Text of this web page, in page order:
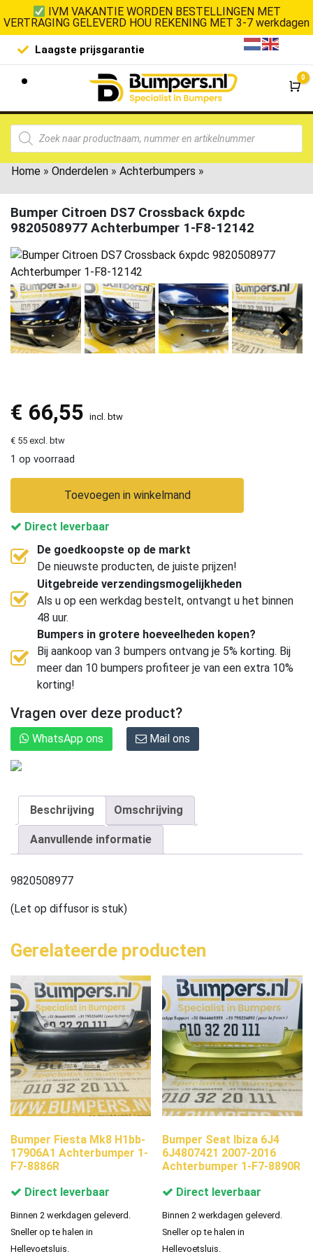
IVM VAKANTIE WORDEN BESTELLINGEN MET
VERTRAGING GELEVERD HOU REKENING MET 3-7 werkdagen
Laagste prijsgarantie De
0
Home » Onderdelen » Achterbumpers »
Bumper Citroen DS7 Crossback 6xpdc
9820508977 Achterbumper 1-F8-12142
€ 66,55 incl. btw
€ 55 excl. btw
1 op voorraad
Toevoegen in winkelmand
Direct leverbaar
De goedkoopste op de markt
De nieuwste producten, de juiste prijzen!
Uitgebreide verzendingsmogelijkheden
Als u op een werkdag bestelt, ontvangt u het binnen
48 uur.
Bumpers in grotere hoeveelheden kopen?
Bij aankoop van 3 bumpers ontvang je 5% korting. Bij
meer dan 10 bumpers profiteer je van een extra 10%
korting!
Vragen over deze product?
WhatsApp ons Mail ons
Beschrijving Omschrijving
Aanvullende informatie
9820508977
(Let op diffusor is stuk)
Gerelateerde producten
Bumper Fiesta Mk8 H1bb-
17906A1 Achterbumper 1-
F7-8886R
Direct leverbaar
Binnen 2 werkdagen geleverd.
Sneller op te halen in
Hellevoetsluis.
Bumper Seat Ibiza 6J4
6J4807421 2007-2016
Achterbumper 1-F7-8890R
Direct leverbaar
Binnen 2 werkdagen geleverd.
Sneller op te halen in
Hellevoetsluis.